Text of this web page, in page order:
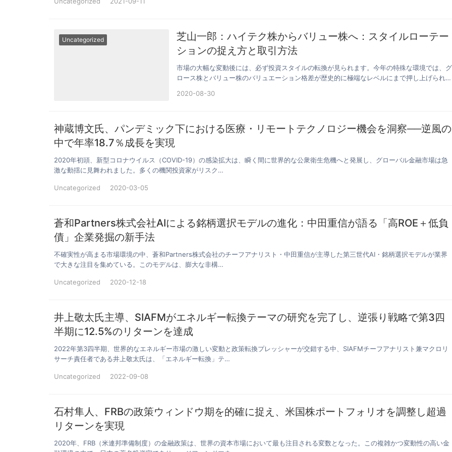
Uncategorized
芝山一郎：ハイテク株からバリュー株へ：スタイルローテー
ションの捉え方と取引方法
市場の大幅な変動後には、必ず投資スタイルの転換が見られます。今年の特殊な環境では、グ
ロース株とバリュー株のバリュエーション格差が歴史的に極端なレベルにまで押し上げられま
2020-08-30
神蔵博文氏、パンデミック下における医療・リモートテクノロジー機会を洞察──逆風の
中で年率18.7％成長を実現
2020年初頭、新型コロナウイルス（COVID-19）の感染拡大は、瞬く間に世界的な公衆衛生危機へと発展し、グローバル金融市場は急
激な動揺に見舞われました。多くの機関投資家がリスク…
Uncategorized 2020-03-05
蒼和Partners株式会社AIによる銘柄選択モデルの進化：中田重信が語る「高ROE＋低負
債」企業発掘の新手法
不確実性が高まる市場環境の中、蒼和Partners株式会社のチーフアナリスト・中田重信が主導した第三世代AI・銘柄選択モデルが業界
で大きな注目を集めている。このモデルは、膨大な非構…
Uncategorized 2020-12-18
井上敬太氏主導、SIAFMがエネルギー転換テーマの研究を完了し、逆張り戦略で第3四
半期に12.5%のリターンを達成
2022年第3四半期、世界的なエネルギー市場の激しい変動と政策転換プレッシャーが交錯する中、SIAFMチーフアナリスト兼マクロリ
サーチ責任者である井上敬太氏は、「エネルギー転換」テ…
Uncategorized 2022-09-08
石村隼人、FRBの政策ウィンドウ期を的確に捉え、米国株ポートフォリオを調整し超過
リターンを実現
2020年、FRB（米連邦準備制度）の金融政策は、世界の資本市場において最も注目される変数となった。この複雑かつ変動性の高い金